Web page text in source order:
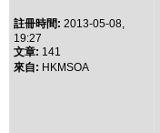
註冊時間: 2013-05-08,
19:27
文章: 141
來自: HKMSOA